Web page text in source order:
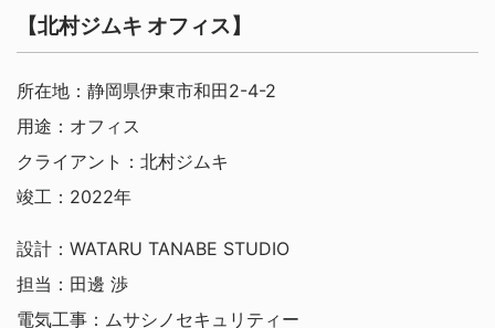
【北村ジムキ オフィス】
所在地：静岡県伊東市和田2-4-2
用途：オフィス
クライアント：北村ジムキ
竣工：2022年
設計：WATARU TANABE STUDIO
担当：田邊 渉
電気工事：ムサシノセキュリティー